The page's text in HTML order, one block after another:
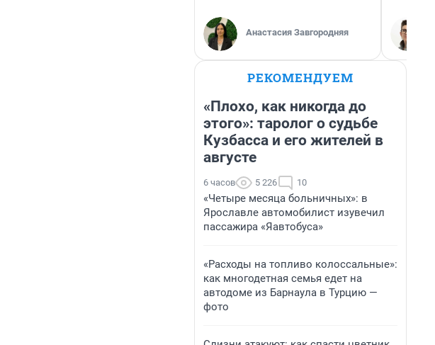
Анастасия Завгородняя
РЕКОМЕНДУЕМ
«Плохо, как никогда до
этого»: таролог о судьбе
Кузбасса и его жителей в
августе
6 часов 5 226 10
«Четыре месяца больничных»: в
Ярославле автомобилист изувечил
пассажира «Яавтобуса»
«Расходы на топливо колоссальные»:
как многодетная семья едет на
автодоме из Барнаула в Турцию —
фото